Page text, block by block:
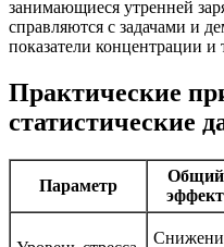
занимающиеся утренней
справляются с задачами и
показатели концентрации
Практические
статистические
Параметр
Общий
эффект